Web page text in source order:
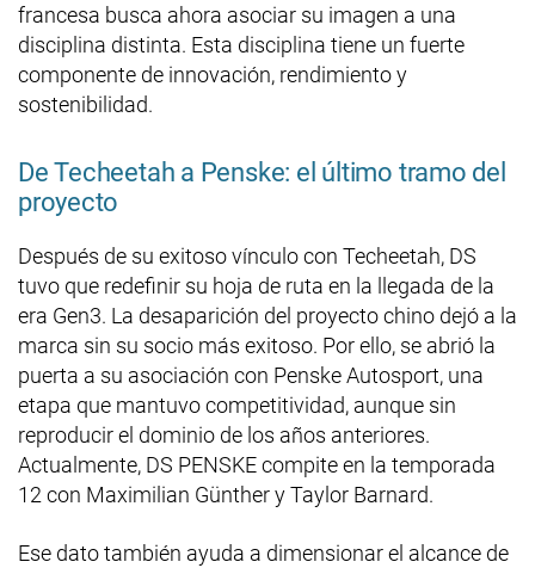
francesa busca ahora asociar su imagen a una
disciplina distinta. Esta disciplina tiene un fuerte
componente de innovación, rendimiento y
sostenibilidad.
De Techeetah a Penske: el último tramo del
proyecto
Después de su exitoso vínculo con Techeetah, DS
tuvo que redefinir su hoja de ruta en la llegada de la
era Gen3. La desaparición del proyecto chino dejó a la
marca sin su socio más exitoso. Por ello, se abrió la
puerta a su asociación con Penske Autosport, una
etapa que mantuvo competitividad, aunque sin
reproducir el dominio de los años anteriores.
Actualmente, DS PENSKE compite en la temporada
12 con Maximilian Günther y Taylor Barnard.
Ese dato también ayuda a dimensionar el alcance de